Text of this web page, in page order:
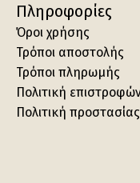
Πληροφορίες
Όροι χρήσης
Τρόποι αποστολής
Τρόποι πληρωμής
Πολιτική
Πολιτική